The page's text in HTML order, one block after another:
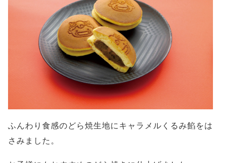
ふんわり食感のどら焼生地にキャラメルくるみ餡をは
さみました。